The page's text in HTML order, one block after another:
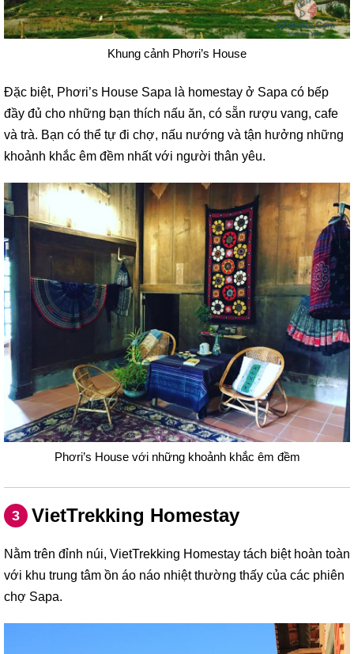
Khung cảnh Phơri’s House
Đặc biệt, Phơri’s House Sapa là homestay ở Sapa có bếp
đầy đủ cho những bạn thích nấu ăn, có sẵn rượu vang, cafe
và trà. Bạn có thể tự đi chợ, nấu nướng và tận hưởng những
khoảnh khắc êm đềm nhất với người thân yêu.
Phơri’s House với những khoảnh khắc êm đềm
3 VietTrekking Homestay
Nằm trên đỉnh núi, VietTrekking Homestay tách biệt hoàn toàn
với khu trung tâm ồn áo náo nhiệt thường thấy của các phiên
chợ Sapa.